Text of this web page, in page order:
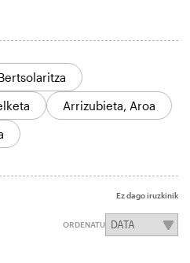
Arrizubieta, Aroa
Ez dago iruzkinik
ORDENATU